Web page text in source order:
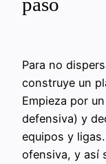
Para no
construye un
Empieza por
defensiva) y
equipos y
ofensiva, y así